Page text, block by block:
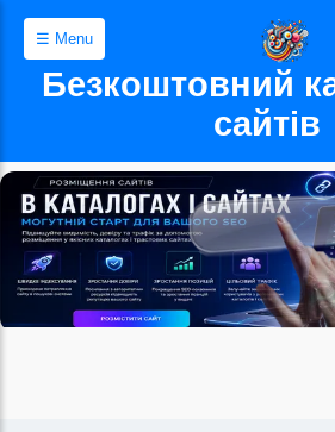
☰ Menu
Безкоштовний
сайтів